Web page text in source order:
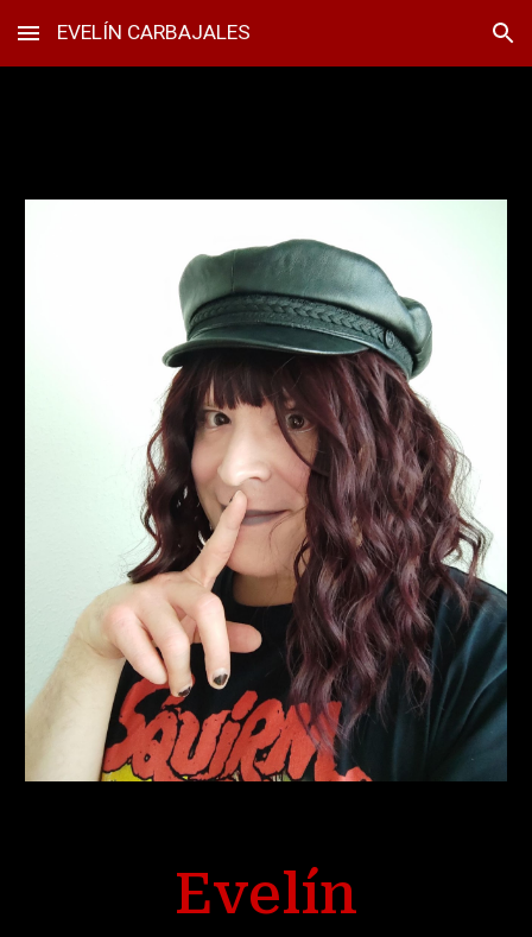
Skip to main content Skip to navigation
EVELÍN CARBAJALES
Evelín